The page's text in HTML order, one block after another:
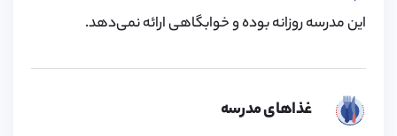
این مدرسه روزانه بوده و خوابگاهی ارائه نمی‌دهد.
غذاهای مدرسه